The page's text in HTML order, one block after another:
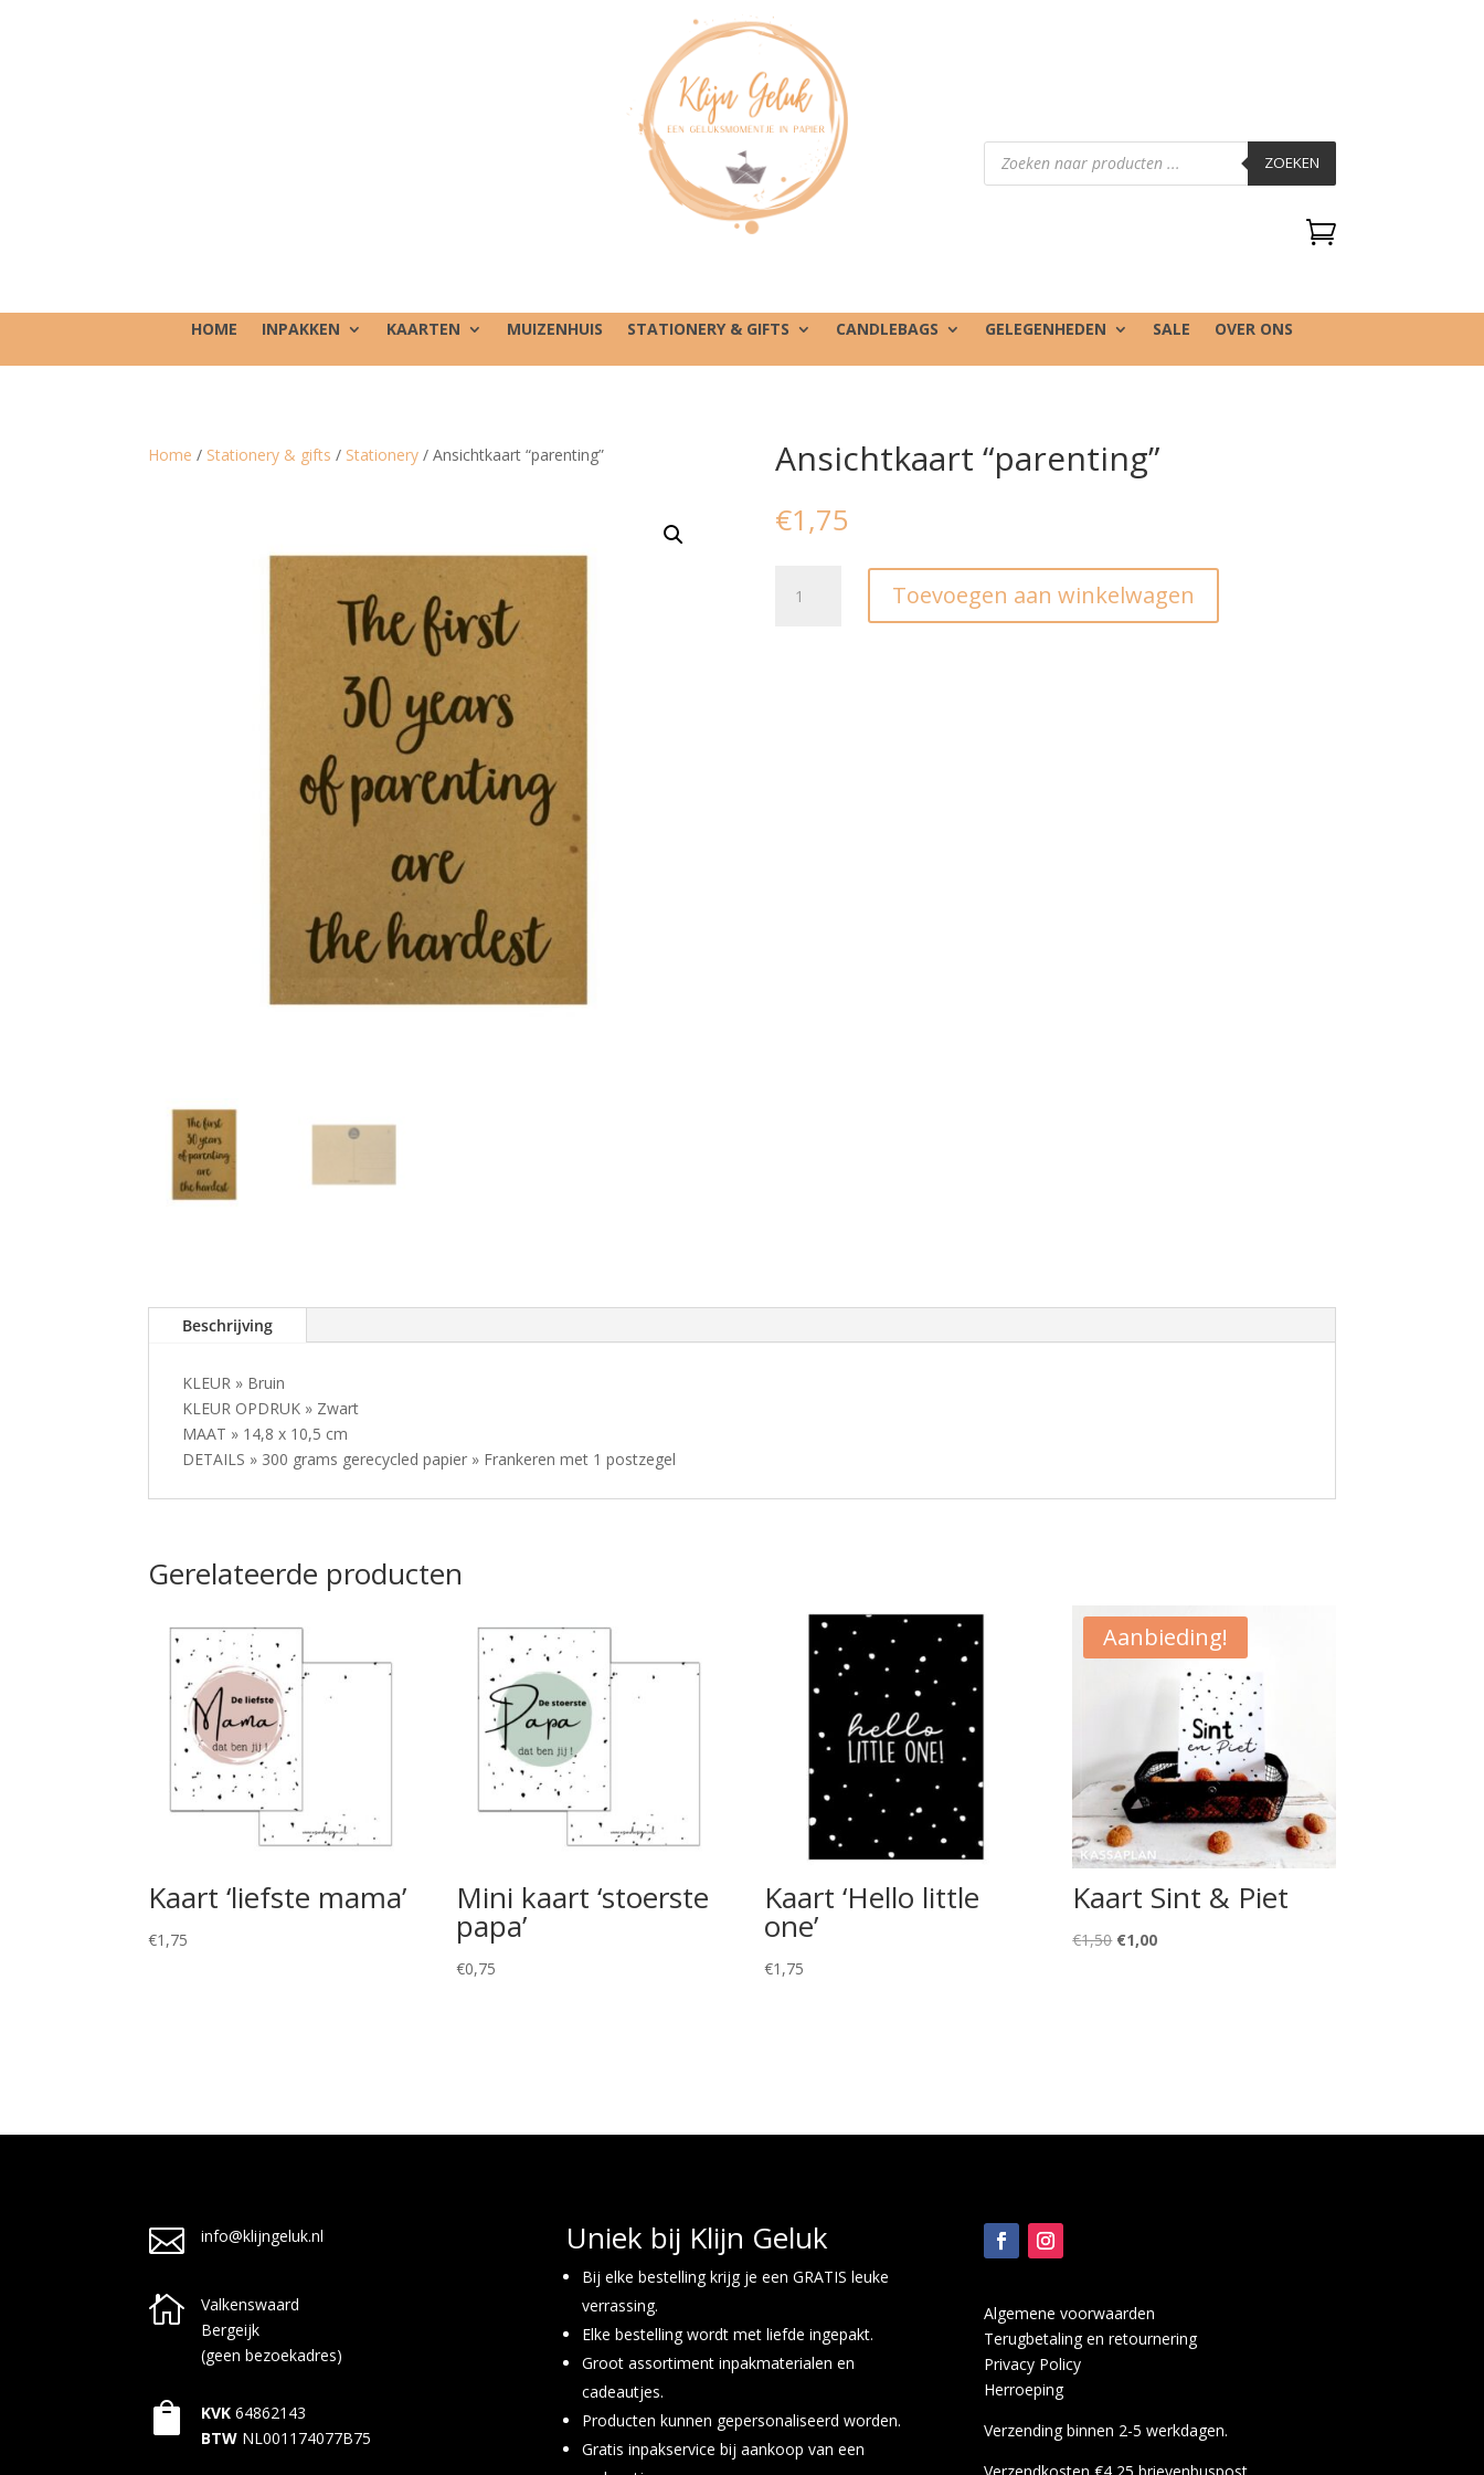
Producten
zoeken ZOEKEN

HOME INPAKKEN KAARTEN MUIZENHUIS STATIONERY & GIFTS CANDLEBAGS GELEGENHEDEN SALE OVER ONS
Home / Stationery & gifts / Stationery / Ansichtkaart “parenting” Ansichtkaart “parenting”
€1,75
"parenting"
Toevoegen aan winkelwagen
Beschrijving
KLEUR » Bruin
KLEUR OPDRUK » Zwart
MAAT » 14,8 x 10,5 cm
DETAILS » 300 grams gerecycled papier » Frankeren met 1 postzegel
Gerelateerde producten
Kaart ‘liefste mama’
€1,75
Mini kaart ‘stoerste
papa’
€0,75
Kaart ‘Hello little
one’
€1,75
Aanbieding!
Kaart Sint & Piet
€1,50 Oorspronkelijke
€1,00Huidige
 info@klijngeluk.nl

Valkenswaard
Bergeijk
(geen bezoekadres)
 KVK 64862143
BTW NL001174077B75
Uniek bij Klijn Geluk
Bij elke bestelling krijg je een GRATIS leuke
verrassing.
Elke bestelling wordt met liefde ingepakt.
Groot assortiment inpakmaterialen en
cadeautjes.
Producten kunnen gepersonaliseerd worden.
Gratis inpakservice bij aankoop van een
Algemene voorwaarden
Terugbetaling en retournering
Privacy Policy
Herroeping
Verzending binnen 2-5 werkdagen.